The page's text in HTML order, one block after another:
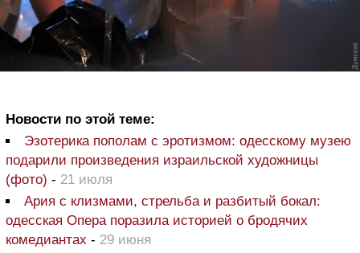
Новости по этой теме:
Эзотерика пополам с эротизмом: одесскому музею
подарили произведения израильской художницы
(фото) - 21 июля
Ария с клизмами, стрельба и разбитый бокал:
одесская Опера поразила историей о бродячих
комедиантах - 29 июня